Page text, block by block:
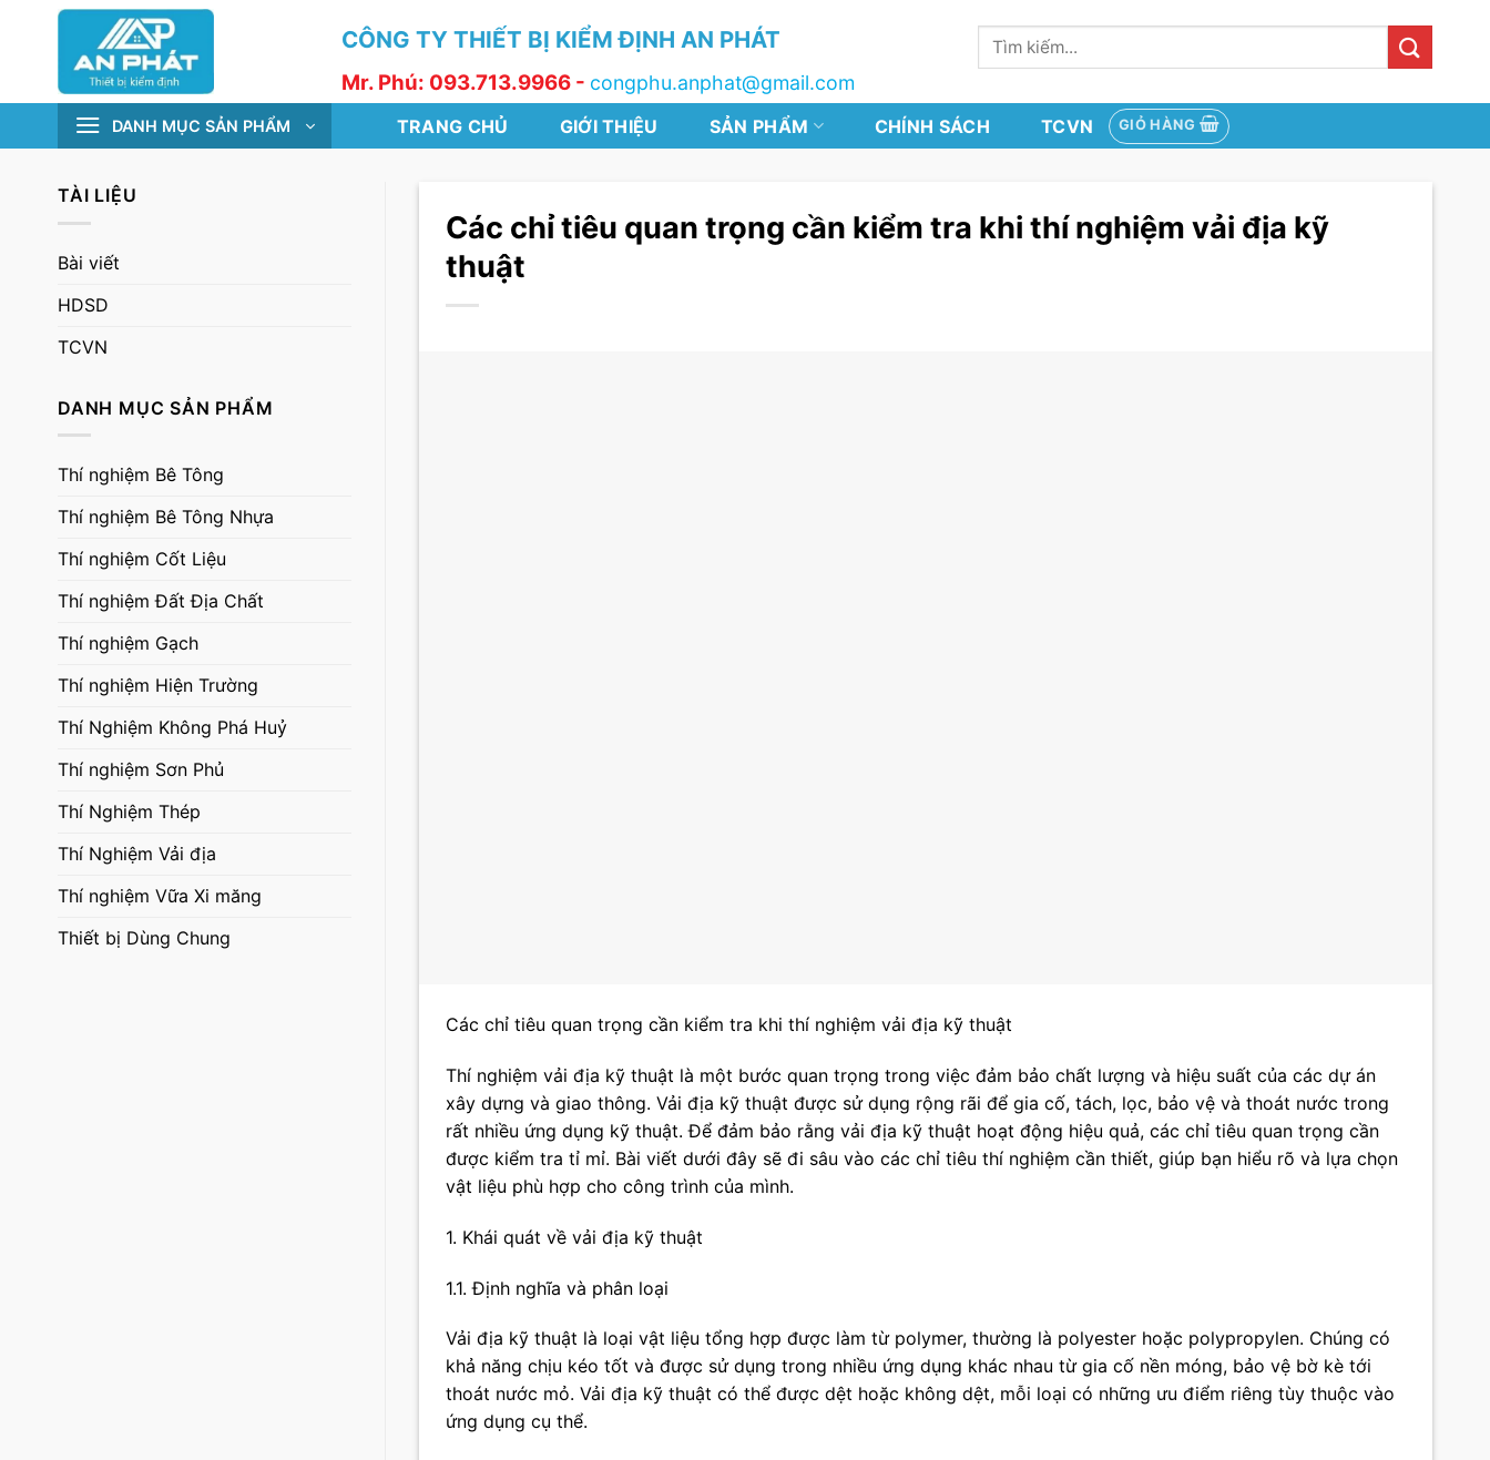
CÔNG TY THIẾT BỊ KIỂM ĐỊNH AN PHÁT
Mr. Phú: 093.713.9966 - congphu.anphat@gmail.com
Tìm
kiếm:
DANH MỤC SẢN PHẨM TRANG CHỦ GIỚI THIỆU SẢN PHẨM CHÍNH SÁCH TCVN GIỎ HÀNG
TÀI LIỆU
Bài viết
HDSD
TCVN
DANH MỤC SẢN PHẨM
Thí nghiệm Bê Tông
Thí nghiệm Bê Tông Nhựa
Thí nghiệm Cốt Liệu
Thí nghiệm Đất Địa Chất
Thí nghiệm Gạch
Thí nghiệm Hiện Trường
Thí Nghiệm Không Phá Huỷ
Thí nghiệm Sơn Phủ
Thí Nghiệm Thép
Thí Nghiệm Vải địa
Thí nghiệm Vữa Xi măng
Thiết bị Dùng Chung
Các chỉ tiêu quan trọng cần kiểm tra khi thí nghiệm vải địa kỹ
thuật
Các chỉ tiêu quan trọng cần kiểm tra khi thí nghiệm vải địa kỹ thuật
Thí nghiệm vải địa kỹ thuật là một bước quan trọng trong việc đảm bảo chất lượng và hiệu suất của các dự án
xây dựng và giao thông. Vải địa kỹ thuật được sử dụng rộng rãi để gia cố, tách, lọc, bảo vệ và thoát nước trong
rất nhiều ứng dụng kỹ thuật. Để đảm bảo rằng vải địa kỹ thuật hoạt động hiệu quả, các chỉ tiêu quan trọng cần
được kiểm tra tỉ mỉ. Bài viết dưới đây sẽ đi sâu vào các chỉ tiêu thí nghiệm cần thiết, giúp bạn hiểu rõ và lựa chọn
vật liệu phù hợp cho công trình của mình.
1. Khái quát về vải địa kỹ thuật
1.1. Định nghĩa và phân loại
Vải địa kỹ thuật là loại vật liệu tổng hợp được làm từ polymer, thường là polyester hoặc polypropylen. Chúng có
khả năng chịu kéo tốt và được sử dụng trong nhiều ứng dụng khác nhau từ gia cố nền móng, bảo vệ bờ kè tới
thoát nước mỏ. Vải địa kỹ thuật có thể được dệt hoặc không dệt, mỗi loại có những ưu điểm riêng tùy thuộc vào
ứng dụng cụ thể.